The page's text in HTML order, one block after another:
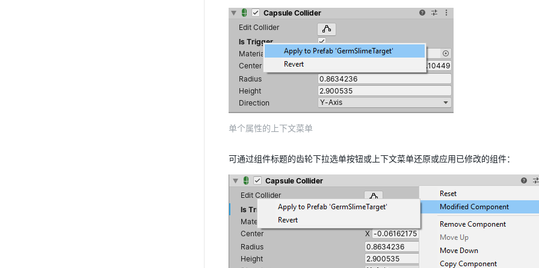
单个属性的上下文菜单
可通过组件标题的齿轮下拉选单按钮或上下文菜单还原或应用已修改的组件：